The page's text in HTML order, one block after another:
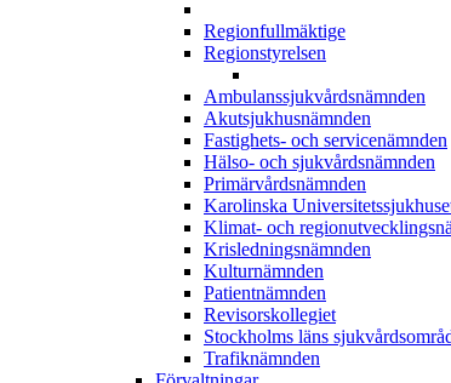
Regionfullmäktige
Regionstyrelsen
Ambulanssjukvårdsnämnden
Akutsjukhusnämnden
Fastighets- och servicenämnden
Hälso- och sjukvårdsnämnden
Primärvårdsnämnden
Karolinska
Klimat- och
Krisledningsnämnden
Kulturnämnden
Patientnämnden
Revisorskollegiet
Stockholms läns
Trafiknämnden